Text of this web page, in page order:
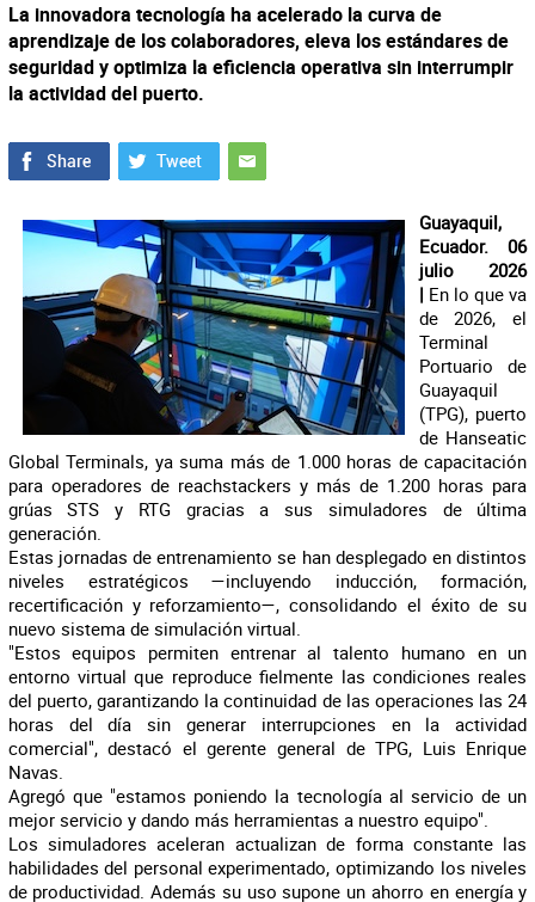
La innovadora tecnología ha acelerado la curva de
aprendizaje de los colaboradores, eleva los estándares de
seguridad y optimiza la eficiencia operativa sin interrumpir
la actividad del puerto.
Guayaquil,
Ecuador. 06
julio 2026
| En lo que va
de 2026, el
Terminal
Portuario de
Guayaquil
(TPG), puerto
de Hanseatic
Global Terminals, ya suma más de 1.000 horas de capacitación
para operadores de reachstackers y más de 1.200 horas para
grúas STS y RTG gracias a sus simuladores de última
generación.
Estas jornadas de entrenamiento se han desplegado en distintos
niveles estratégicos —incluyendo inducción, formación,
recertificación y reforzamiento—, consolidando el éxito de su
nuevo sistema de simulación virtual.
"Estos equipos permiten entrenar al talento humano en un
entorno virtual que reproduce fielmente las condiciones reales
del puerto, garantizando la continuidad de las operaciones las 24
horas del día sin generar interrupciones en la actividad
comercial", destacó el gerente general de TPG, Luis Enrique
Navas.
Agregó que "estamos poniendo la tecnología al servicio de un
mejor servicio y dando más herramientas a nuestro equipo".
Los simuladores aceleran actualizan de forma constante las
habilidades del personal experimentado, optimizando los niveles
de productividad. Además su uso supone un ahorro en energía y